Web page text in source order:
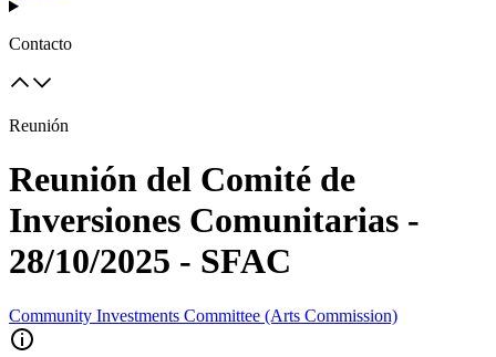
Contacto
Reunión
Reunión del Comité de
Inversiones Comunitarias -
28/10/2025 - SFAC
Community Investments Committee (Arts Commission)